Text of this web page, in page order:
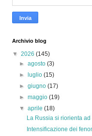
Archivio blog
▼ 2026 (145)
►agosto(3)
►
luglio(15)
►giugno(17)
►maggio(19)
▼aprile(18)
La Russia si riorienta ad
Intensificazione dei